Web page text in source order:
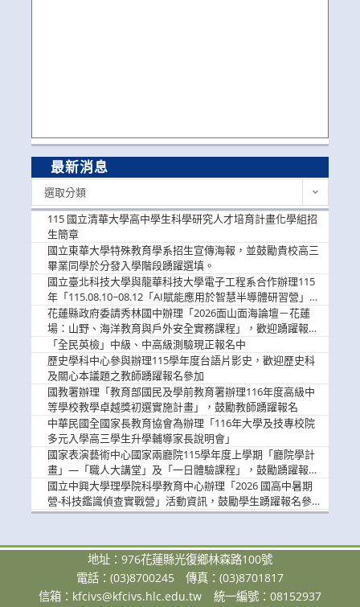
最新消息
選取分類
115 國立清華大學高中學生科學研究人才培育計畫化學組招
生簡章
國立東華大學特殊教育學系招生宣傳海報，並鼓勵貴校高三
畢業同學於分發入學階段踴躍選填。
國立臺北科技大學與龍華科技大學電子工程系合作辦理115
年「115.08.10~08.12「AI賦能應用於智慧半導體研習營」，
歡迎學生踴躍報名參加
花蓮縣政府委請秀林國中辦理「2026面山面海論壇－花蓮
場：山野、海洋教育與戶外安全實務課程」，歡迎踴躍報名
參加
「全民英檢」中級、中高級測驗現正報名中
歷史學科中心參與辦理115學年度台語片影史，歡迎歷史科
及關心本議題之教師踴躍報名參加
國教署辦理「教育部國民及學前教育署辦理116年度高級中
等學校教學卓越獎初選實施計畫」，鼓勵教師踴躍報名
中華民國全國家長教育協會為辦理「116年大學及技專校院
多元入學高三學生升學輔導家長說明會」
國家表演藝術中心國家兩廳院115學年度上學期「廳院學計
畫」—「職人大講堂」及「一日體驗課程」，鼓勵踴躍報名
參與。
國立中興大學理學院科學教育中心辦理「2026 國高中暑期
營-科技鑑識偵查實戰營」活動資訊，鼓勵學生踴躍報名參
加。
地址：976花蓮縣光復鄉林森路100號
電話：(03)8700245
傳真：(03)8701817
信箱： kfcivs@kfcivs.hlc.edu.tw 統一編號：08152937